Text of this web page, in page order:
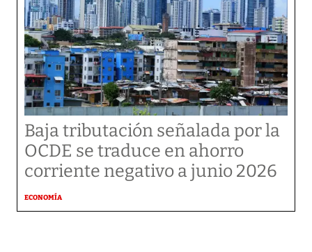
Baja tributación señalada por la
OCDE se traduce en ahorro
corriente negativo a junio 2026
ECONOMÍA